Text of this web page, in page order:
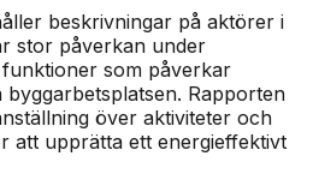
beskrivningar på aktörer i
stor påverkan under
som påverkar
byggarbetsplatsen. Rapporten
över aktiviteter och
att upprätta ett energieffektivt